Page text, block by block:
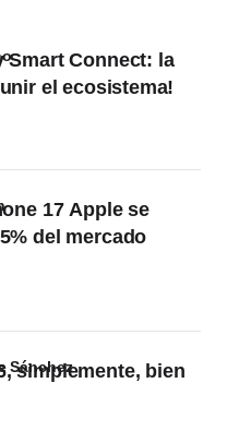
Smart Connect: la
el ecosistema!
17 Apple se
del mercado
simplemente, bien
Sánchez